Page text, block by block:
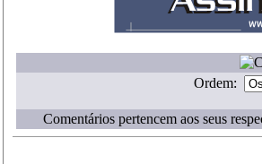
Ordem:
Comentários pertencem aos seus